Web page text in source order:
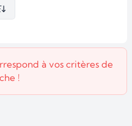
à vos critères de
!